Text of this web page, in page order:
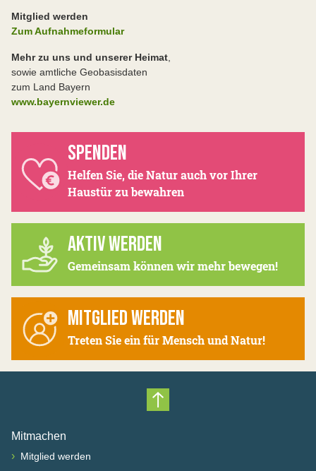
Mitglied werden
Zum Aufnahmeformular
Mehr zu uns und unserer Heimat
sowie amtliche Geobasisdaten
zum Land Bayern
www.bayernviewer.de
SPENDEN
Helfen Sie, die Natur auch vor Ihrer
Haustür zu bewahren
AKTIV WERDEN
Gemeinsam können wir mehr bewegen!
MITGLIED WERDEN
Treten Sie ein für Mensch und Natur!
Nach oben scrollen
Mitmachen
› Mitglied werden